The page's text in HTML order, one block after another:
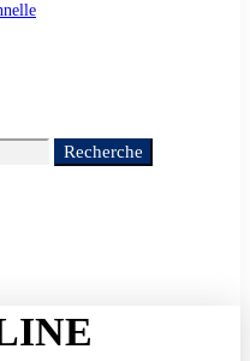
Recherche